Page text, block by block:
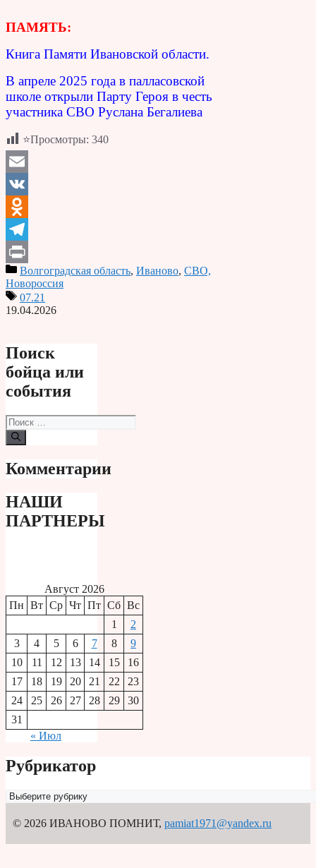
ПАМЯТЬ:
Книга Памяти Ивановской области.
В апреле 2025 года в палласовской
школе открыли Парту Героя в честь
участника СВО Руслана Бегалиева
⭐Просмотры: 340
Email
VK
Odnoklassniki
Telegram
PrintВолгоградская область, Иваново, СВО,
Новороссия
07.21
19.04.2026
Поиск
бойца или
события
Поиск:
Комментарии
НАШИ
ПАРТНЕРЫ
Август 2026
Пн Вт Ср Чт Пт Сб Вс
1
2
3
4 5 6 7 8
9
10
11 12 13 14 15
16
17
18 19 20 21 22
23
24
25 26 27 28 29
30
31
« Июл
Рубрикатор
Рубрикатор
© 2026 ИВАНОВО ПОМНИТ, pamiat1971@yandex.ru